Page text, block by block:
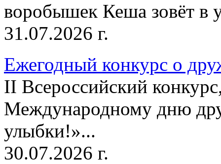
воробышек Кеша зовёт в
31.07.2026 г.
Ежегодный конкурс о
II Всероссийский
Международному дню
улыбки!»...
30.07.2026 г.